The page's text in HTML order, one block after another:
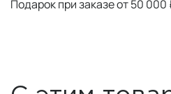
Подарок при заказе от 50 000